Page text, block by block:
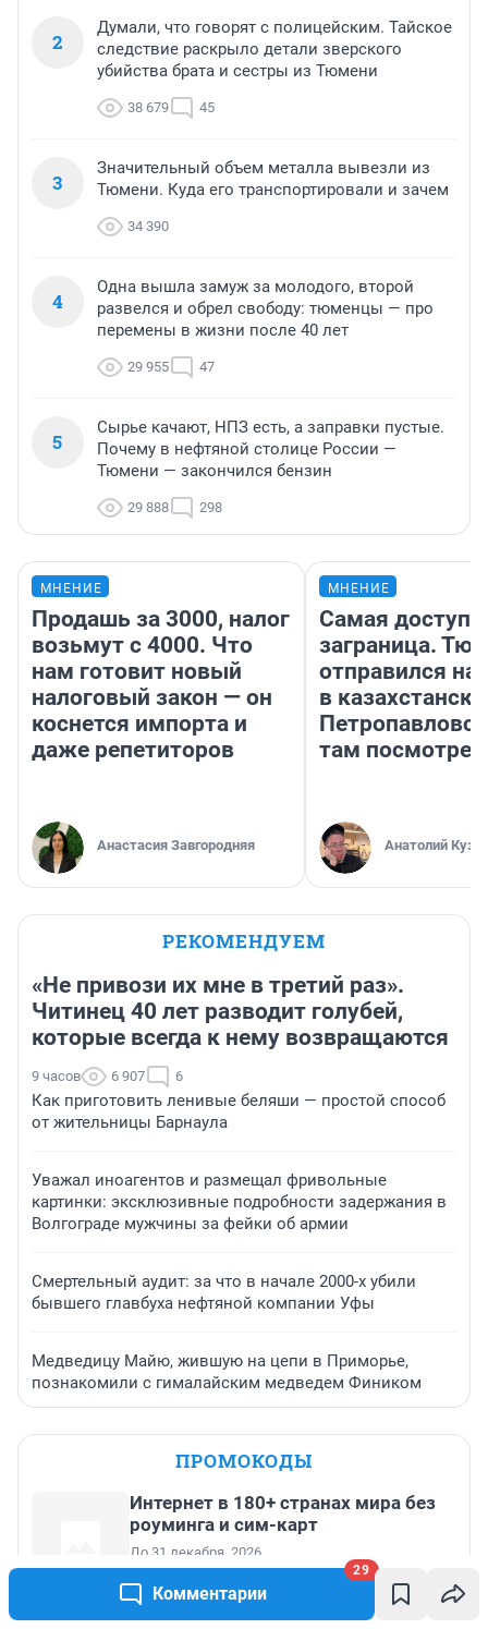
Комментарии
29
2
Думали, что говорят с полицейским. Тайское
следствие раскрыло детали зверского
убийства брата и сестры из Тюмени
38 679 45
3
Значительный объем металла вывезли из
Тюмени. Куда его транспортировали и зачем
34 390
4
Одна вышла замуж за молодого, второй
развелся и обрел свободу: тюменцы — про
перемены в жизни после 40 лет
29 955 47
5
Сырье качают, НПЗ есть, а заправки пустые.
Почему в нефтяной столице России —
Тюмени — закончился бензин
29 888 298
МНЕНИЕ
Продашь за 3000, налог
возьмут с 4000. Что
нам готовит новый
налоговый закон — он
коснется импорта и
даже репетиторов
Анастасия Завгородняя
МНЕНИЕ
Самая
заграница.
отправился
в
там
Анатолий
РЕКОМЕНДУЕМ
«Не привози их мне в третий раз».
Читинец 40 лет разводит голубей,
которые всегда к нему возвращаются
9 часов 6 907 6
Как приготовить ленивые беляши — простой способ
от жительницы Барнаула
Уважал иноагентов и размещал фривольные
картинки: эксклюзивные подробности задержания в
Волгограде мужчины за фейки об армии
Смертельный аудит: за что в начале 2000-х убили
бывшего главбуха нефтяной компании Уфы
Медведицу Майю, жившую на цепи в Приморье,
познакомили с гималайским медведем Фиником
ПРОМОКОДЫ
Интернет в 180+ странах мира без
роуминга и сим-карт
До 31 декабря, 2026
Скидка 10% на один заказ до 20 000
₽